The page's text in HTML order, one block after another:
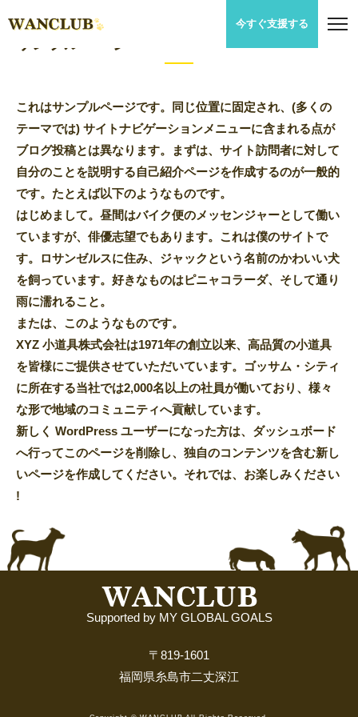
今すぐ支援する
これはサンプルページです。同じ位置に固定され、(多くの
テーマでは) サイトナビゲーションメニューに含まれる点が
ブログ投稿とは異なります。まずは、サイト訪問者に対して
自分のことを説明する自己紹介ページを作成するのが一般的
です。たとえば以下のようなものです。
はじめまして。昼間はバイク便のメッセンジャーとして働い
ていますが、俳優志望でもあります。これは僕のサイトで
す。ロサンゼルスに住み、ジャックという名前のかわいい犬
を飼っています。好きなものはピニャコラーダ、そして通り
雨に濡れること。
または、このようなものです。
XYZ 小道具株式会社は1971年の創立以来、高品質の小道具
を皆様にご提供させていただいています。ゴッサム・シティ
に所在する当社では2,000名以上の社員が働いており、様々
な形で地域のコミュニティへ貢献しています。
新しく WordPress ユーザーになった方は、 ダッシュボード
へ行ってこのページを削除し、独自のコンテンツを含む新し
いページを作成してください。それでは、お楽しみください
!
Supported by MY GLOBAL GOALS
〒819-1601
福岡県糸島市二丈深江